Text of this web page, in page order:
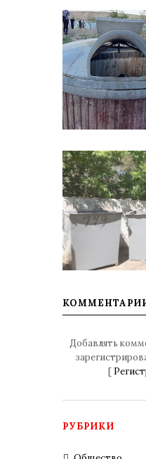
Добавлять
[
РУБРИКИ